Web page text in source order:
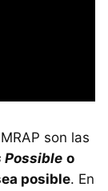
son las
Possible o
posible. En